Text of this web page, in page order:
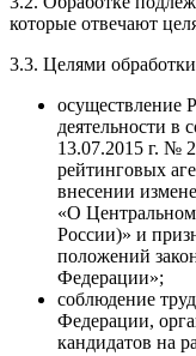
которые отвечают
3.3. Целями
осуществление
деятельности в
13.07.2015 г. №
рейтинговых
внесении
«О
России)» и
положений
Федерации»;
соблюдение
Федерации,
кандидатов на